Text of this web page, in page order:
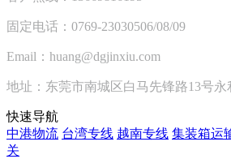
固定电话：0769-23030506/08/09
Email：huang@dgjinxiu.com
地址：东莞市南城区白马先锋路13号永
快速导航
中港物流 台湾专线 越南专线 集装箱运
关